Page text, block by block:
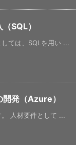
SQL）
ては、SQLを用い ...
開発（Azure）
人材要件として ...